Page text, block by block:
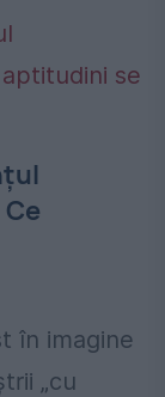
în imagine
„cu